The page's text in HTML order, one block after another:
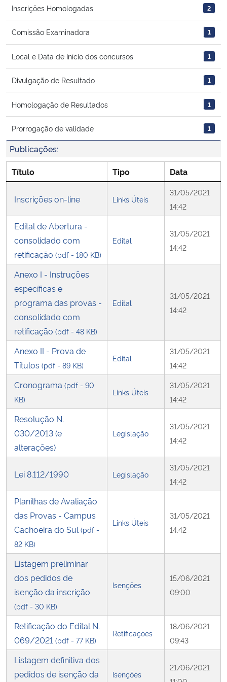
Secretaria-Geral
Gabinete de Segurança Institucional
Advocacia-Geral da União
Banco Central do Brasil
Inscrições Homologadas 2
Comissão Examinadora 1
Local e Data de Início dos concursos 1
Divulgação de Resultado 1
Homologação de Resultados 1
Prorrogação de validade 1
Publicações:
Título Tipo Data
Inscrições on-line Links Úteis
31/05/2021
14:42
Edital de Abertura -
consolidado com
retificação (pdf - 180 KB)
Edital
31/05/2021
14:42
Anexo I - Instruções
específicas e
programa das provas -
consolidado com
retificação (pdf - 48 KB)
Edital
31/05/2021
14:42
Anexo II - Prova de
Títulos (pdf - 89 KB)
Edital
31/05/2021
14:42
Cronograma (pdf - 90
KB)
Links Úteis
31/05/2021
14:42
Resolução N.
030/2013 (e
alterações)
Legislação
31/05/2021
14:42
Lei 8.112/1990 Legislação
31/05/2021
14:42
Planilhas de Avaliação
das Provas - Campus
Cachoeira do Sul (pdf -
82 KB)
Links Úteis
31/05/2021
14:42
Listagem preliminar
dos pedidos de
isenção da inscrição
(pdf - 30 KB)
Isenções
15/06/2021
09:00
Retificação do Edital N.
069/2021 (pdf - 77 KB)
Retificações
18/06/2021
09:43
Listagem definitiva dos
pedidos de isenção da
Isenções
21/06/2021